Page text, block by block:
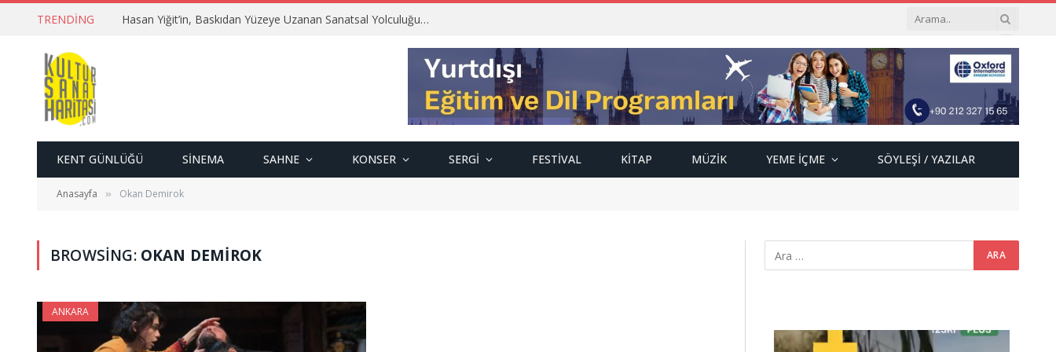
TRENDING Hasan Yiğit’in, Baskıdan Yüzeye Uzanan Sanatsal Yolculuğu…
KENT GÜNLÜĞÜ SINEMA SAHNE KONSER SERGI FESTIVAL KITAP MÜZIK YEME İÇME SÖYLEŞI / YAZILAR
Anasayfa » Okan Demirok
BROWSING: OKAN DEMIROK
ANKARA
Video